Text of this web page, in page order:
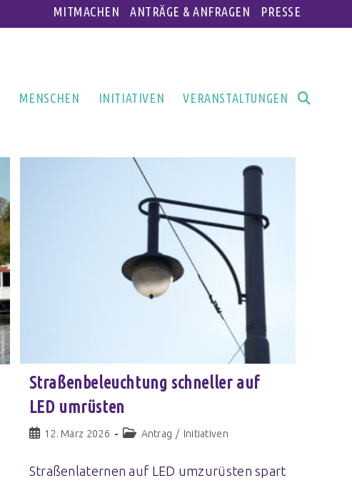
MITMACHEN ANTRÄGE & ANFRAGEN PRESSE
MENSCHEN INITIATIVEN VERANSTALTUNGEN
Straßenbeleuchtung schneller auf
LED umrüsten
12. März 2026 Antrag / Initiativen
Straßenlaternen auf LED umzurüsten spart